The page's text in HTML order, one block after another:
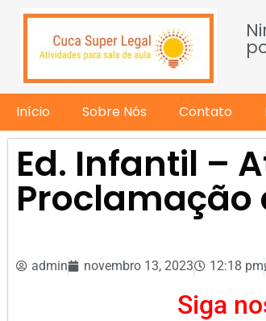
Início Sobre Nós Contato
Ed. Infantil –
Proclamação
admin novembro 13, 2023 12:18 pm
Siga